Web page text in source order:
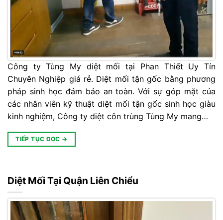
Công ty Tùng My diệt mối tại Phan Thiết Uy Tín
Chuyên Nghiệp giá rẻ. Diệt mối tận gốc bằng phương
pháp sinh học đảm bảo an toàn. Với sự góp mặt của
các nhân viên kỹ thuật diệt mối tận gốc sinh học giàu
kinh nghiệm, Công ty diệt côn trùng Tùng My mang…
TIẾP TỤC ĐỌC →
Diệt Mối Tại Quận Liên Chiểu